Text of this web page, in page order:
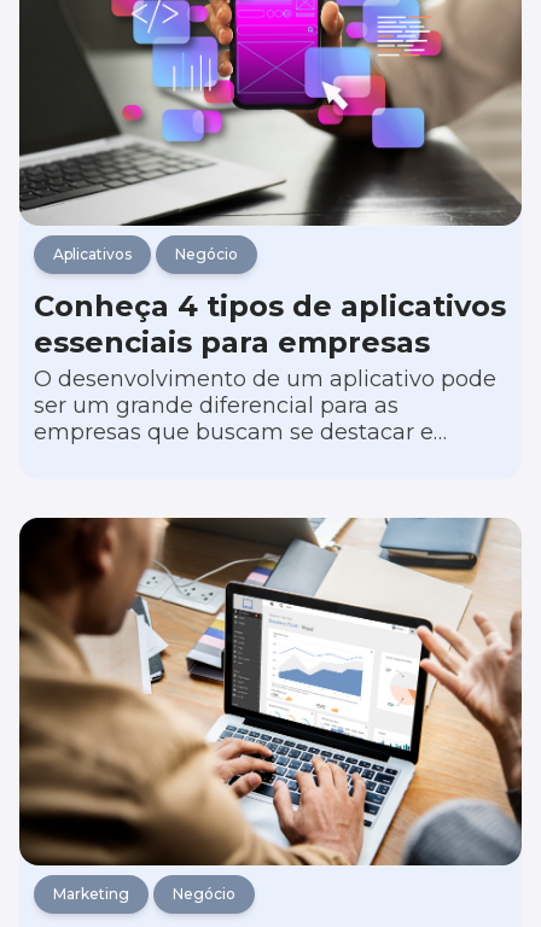
Aplicativos Negócio
Conheça 4 tipos de aplicativos
essenciais para empresas
O desenvolvimento de um aplicativo pode
ser um grande diferencial para as
empresas que buscam se destacar e
Porém, escolher o tipo certo de aplicação é
fundamental para garantir a transformação
digital do seu negócio.
Marketing Negócio